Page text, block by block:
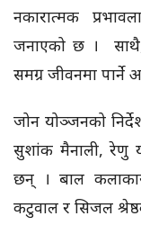
नकारात्मक
जनाएको छ । साथै,
समग्र जीवनमा पार्ने
जोन योञ्जनको
सुशांक मैनाली, रेणु
छन् । बाल
कटुवाल र सिजल